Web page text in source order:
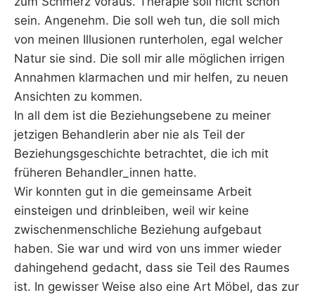
sein. Angenehm. Die soll weh tun, die soll mich
von meinen Illusionen runterholen, egal welcher
Natur sie sind. Die soll mir alle möglichen irrigen
Annahmen klarmachen und mir helfen, zu neuen
Ansichten zu kommen.
In all dem ist die Beziehungsebene zu meiner
jetzigen Behandlerin aber nie als Teil der
Beziehungsgeschichte betrachtet, die ich mit
früheren Behandler_innen hatte.
Wir konnten gut in die gemeinsame Arbeit
einsteigen und drinbleiben, weil wir keine
zwischenmenschliche Beziehung aufgebaut
haben. Sie war und wird von uns immer wieder
dahingehend gedacht, dass sie Teil des Raumes
ist. In gewisser Weise also eine Art Möbel, das zur